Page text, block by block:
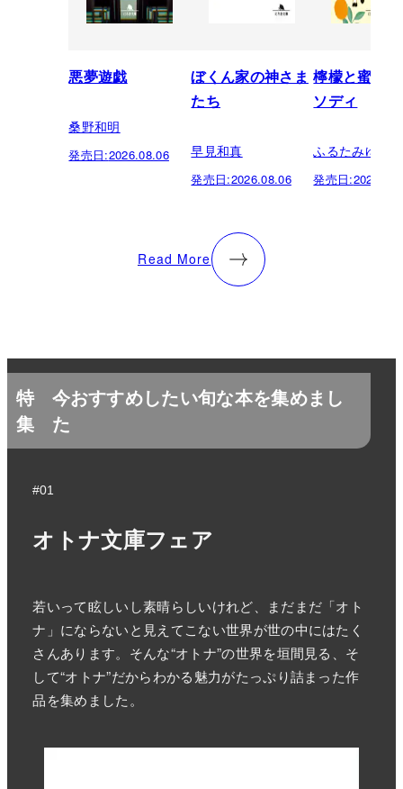
悪夢遊戯
桑野和明
発売日:2026.08.06
ぼくん家の神さま
たち
早見和真
発売日:2026.08.06
檸檬と蜜柑
ソディ
ふるたみゆき
発売日:
Read More
特
集
今おすすめしたい旬な本を集めまし
た
#01
オトナ文庫フェア
若いって眩しいし素晴らしいけれど、まだまだ「オト
ナ」にならないと見えてこない世界が世の中にはたく
さんあります。そんな“オトナ”の世界を垣間見る、そ
して“オトナ”だからわかる魅力がたっぷり詰まった作
品を集めました。